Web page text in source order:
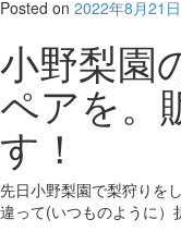
Posted on 2022年8月21日
小野梨園
ペアを。
す！
先日小野梨園で梨狩りを
違って(いつものように）